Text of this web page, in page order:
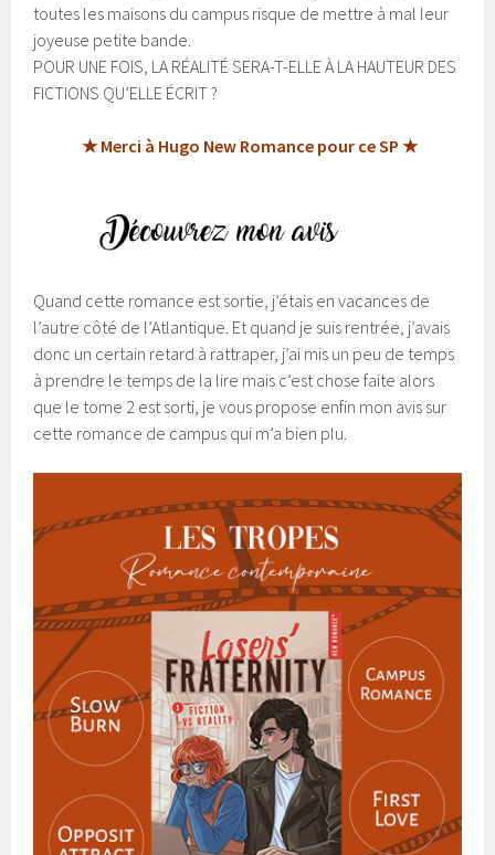
toutes les maisons du campus risque de mettre à mal leur
joyeuse petite bande.
POUR UNE FOIS, LA RÉALITÉ SERA-T-ELLE À LA HAUTEUR DES
FICTIONS QU’ELLE ÉCRIT ?
★ Merci à Hugo New Romance pour ce SP ★
Quand cette romance est sortie, j’étais en vacances de
l’autre côté de l’Atlantique. Et quand je suis rentrée, j’avais
donc un certain retard à rattraper, j’ai mis un peu de temps
à prendre le temps de la lire mais c’est chose faite alors
que le tome 2 est sorti, je vous propose enfin mon avis sur
cette romance de campus qui m’a bien plu.